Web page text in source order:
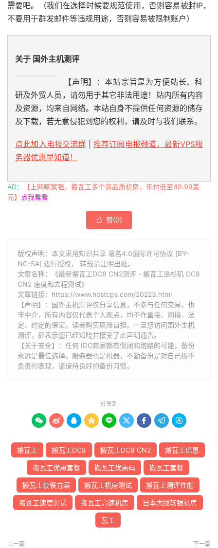
需要吧。（我们在选择时候要规范使用，否则容易被封IP，
不要用于群发邮件等违规用途，否则容易被限制账户）
关于 国外主机测评
【声明】：本站宗旨是为方便站长、科
研及外贸人员，请勿用于其它非法用途！站内所有内容
及资源，均来自网络。本站自身不提供任何资源的储存
及下载，若无意侵犯到您的权利，请及时与我们联系。
点此加入电报交流群
推荐订阅电报频道，最新VPS服
务器优惠早知道！
AD：
【上网哪家强，搬瓦工多个高品质机房，年付低至49.99美
元】
点我看看
 赞(0)
版权声明：本文采用知识共享 署名4.0国际许可协议 [BY-
NC-SA] 进行授权， 转载请注明出处。
文章名称：《最新搬瓦工DC8 CN2测评 - 搬瓦工洛杉矶 DC8
CN2 速度和去程测试》
文章链接： https://www.hostcps.com/20223.html
【声明】：国外主机测评仅分享信息，不参与任何交易，也
非中介，所有内容仅代表个人观点，均不作直接、间接、法
定、约定的保证，读者购买风险自担。一旦您访问国外主机
测评，即表示您已经知晓并接受了此声明通告。
【关于安全】：任何 IDC商家都有倒闭和跑路的可能，备份
永远是最佳选择，服务器也是机器，不勤备份是对自己极不
负责的表现，请保持良好的备份习惯。
分享到
        
搬瓦工 搬瓦工DC8 搬瓦工DC8 CN2 搬瓦工优惠
搬瓦工优惠套餐 搬瓦工优惠码 搬瓦工套餐
搬瓦工套餐方案 搬瓦工机房测试 搬瓦工测评性能
搬瓦工速度测试 搬瓦工高速机房 日本大阪软银机房
瓦工
上一篇 下一篇